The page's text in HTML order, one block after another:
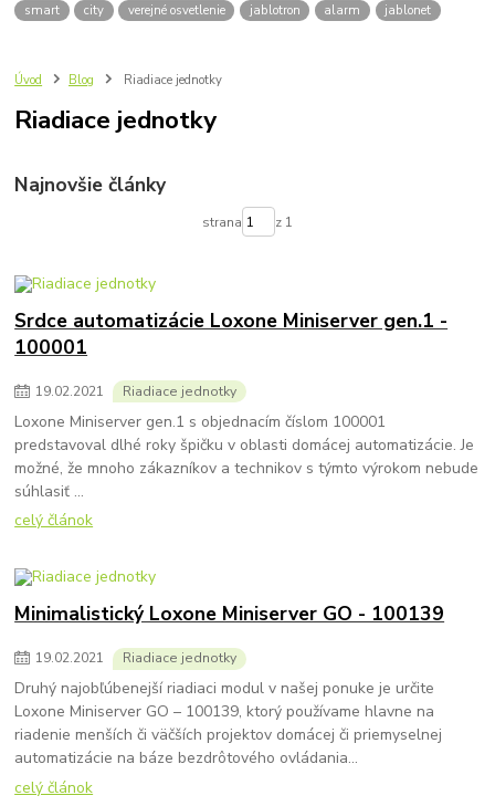
smart
city verejné osvetlenie jablotron alarm jablonet
Úvod Blog Riadiace jednotky
Riadiace jednotky
Najnovšie články
strana z 1
Srdce automatizácie Loxone Miniserver gen.1 -
100001
19.02.2021 Riadiace jednotky
Loxone Miniserver gen.1 s objednacím číslom 100001
predstavoval dlhé roky špičku v oblasti domácej automatizácie. Je
možné, že mnoho zákazníkov a technikov s týmto výrokom nebude
súhlasiť ...
celý článok
Minimalistický Loxone Miniserver GO - 100139
19.02.2021 Riadiace jednotky
Druhý najobľúbenejší riadiaci modul v našej ponuke je určite
Loxone Miniserver GO – 100139, ktorý používame hlavne na
riadenie menších či väčších projektov domácej či priemyselnej
automatizácie na báze bezdrôtového ovládania...
celý článok